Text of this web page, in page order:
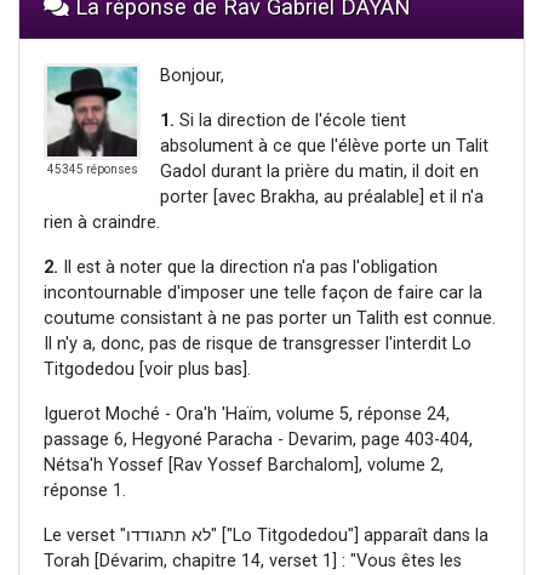
La réponse de Rav Gabriel DAYAN
45345 réponses
Bonjour,
1. Si la direction de l'école tient
absolument à ce que l'élève porte un Talit
Gadol durant la prière du matin, il doit en
porter [avec Brakha, au préalable] et il n'a
rien à craindre.
2. Il est à noter que la direction n'a pas l'obligation
incontournable d'imposer une telle façon de faire car la
coutume consistant à ne pas porter un Talith est connue.
Il n'y a, donc, pas de risque de transgresser l'interdit Lo
Titgodedou [voir plus bas].
Iguerot Moché - Ora'h 'Haïm, volume 5, réponse 24,
passage 6, Hegyoné Paracha - Devarim, page 403-404,
Nétsa'h Yossef [Rav Yossef Barchalom], volume 2,
réponse 1.
Le verset "לא תתגודדו" ["Lo Titgodedou"] apparaît dans la
Torah [Dévarim, chapitre 14, verset 1] : "Vous êtes les